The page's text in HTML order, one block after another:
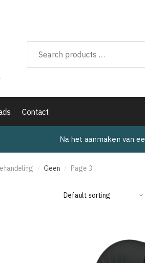
Contact
Na het aanmaken van
/ Geen / Page 3